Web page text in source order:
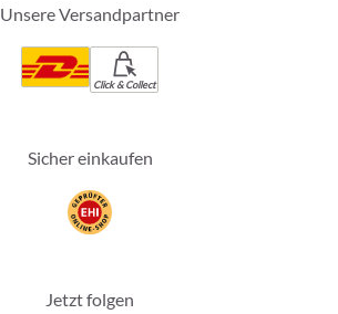
Unsere Versandpartner
Click & Collect
Sicher einkaufen
Jetzt folgen